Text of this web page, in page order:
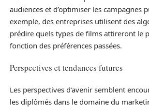
audiences et d’optimiser les campagnes
exemple, des entreprises utilisent des
prédire quels types de films attireront le
fonction des préférences passées.
Perspectives et tendances futures
Les perspectives d’avenir semblent
les diplômés dans le domaine du